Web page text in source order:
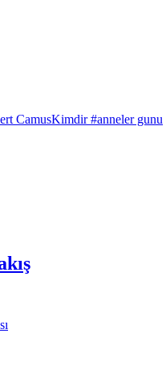
CamusKimdir#anneler gunu